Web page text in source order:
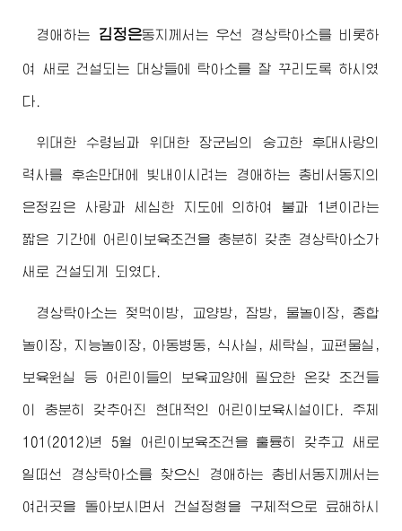
경애하는 김정은동지 께서는 우선 경상탁아소를 비롯하
여 새로 건설되는 대상들에 탁아소를 잘 꾸리도록 하시였
다.
위대한 수령님 과 위대한 장군님의 숭고한 후대사랑의
력사를 후손만대에 빛내이시려는 경애하는 총비서동지 의
은정깊은 사랑과 세심한 지도에 의하여 불과 1년이라는
짧은 기간에 어린이보육조건을 충분히 갖춘 경상탁아소가
새로 건설되게 되였다.
경상탁아소는 젖먹이방, 교양방, 잠방, 물놀이장, 종합
놀이장, 지능놀이장, 아동병동, 식사실, 세탁실, 교편물실,
보육원실 등 어린이들의 보육교양에 필요한 온갖 조건들
이 충분히 갖추어진 현대적인 어린이보육시설이다. 주체
101(2012)년 5월 어린이보육조건을 훌륭히 갖추고 새로
일떠선 경상탁아소를 찾으신 경애하는 총비서동지 께서는
여러곳을 돌아보시면서 건설정형을 구체적으로 료해하시